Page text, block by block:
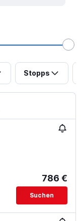
Stopps
786 €
Suchen